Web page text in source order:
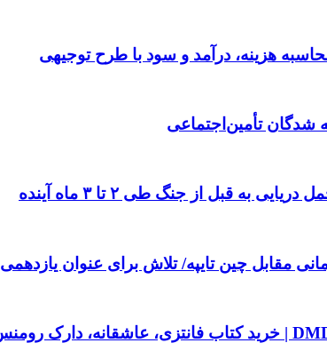
هزینه، درآمد و سود با طرح توجیهی
به قبل از جنگ طی ۲ تا ۳ ماه آینده
مقابل چین تایپه/ تلاش برای عنوان یازدهمی